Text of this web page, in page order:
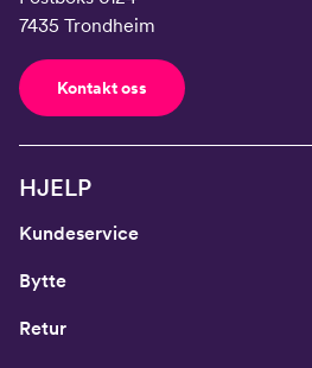
7435 Trondheim
Kontakt oss
HJELP
Kundeservice
Bytte
Retur